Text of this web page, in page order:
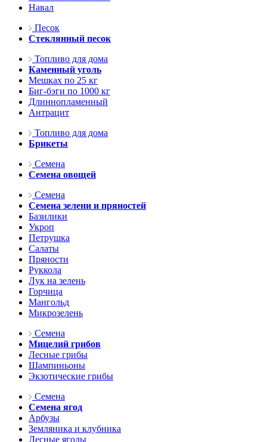
Навал
Песок
Стеклянный песок
Топливо для дома
Каменный уголь
Мешках по 25 кг
Биг-бэги по 1000 кг
Длиннопламенный
Антрацит
Топливо для дома
Брикеты
Семена
Семена овощей
Семена
Семена зелени и пряностей
Базилики
Укроп
Петрушка
Салаты
Пряности
Руккола
Лук на зелень
Горчица
Мангольд
Микрозелень
Семена
Мицелий грибов
Лесные грибы
Шампиньоны
Экзотические грибы
Семена
Семена ягод
Арбузы
Земляника и клубника
Лесные ягоды